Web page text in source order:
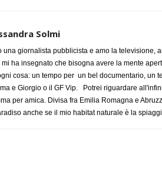
Solmi
una giornalista pubblicista e amo la televisione,
ha insegnato che bisogna avere la mente
cosa: un tempo per un bel documentario, un
e Giorgio o il GF Vip. Potrei riguardare
per amica. Divisa fra Emilia Romagna e
anche se il mio habitat naturale è la